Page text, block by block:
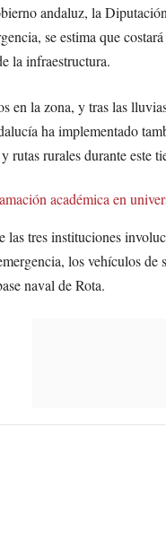
andaluz, la
se estima que
la infraestructura.
en la zona, y tras las
ha implementado
rutas rurales durante este
académica en
tres instituciones
los vehículos
naval de Rota.